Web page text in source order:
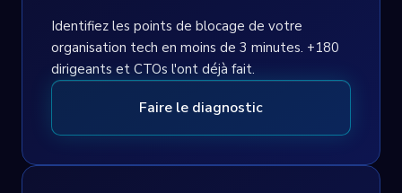
Identifiez les points de blocage de votre
organisation tech en moins de 3 minutes. +180
dirigeants et CTOs l'ont déjà fait.
Faire le diagnostic